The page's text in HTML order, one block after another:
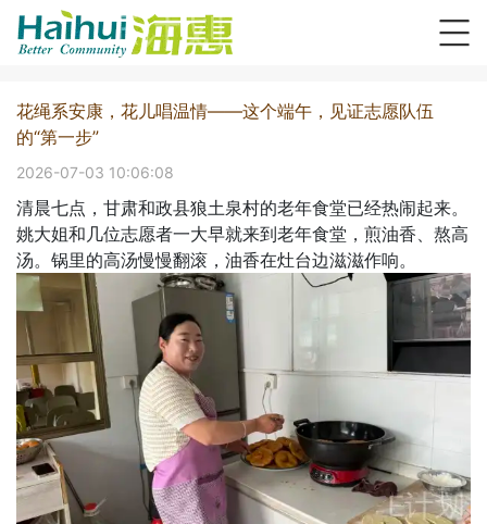
花绳系安康，花儿唱温情——这个端午，见证志愿队伍
的“第一步”
2026-07-03 10:06:08
清晨七点，甘肃和政县狼土泉村的老年食堂已经热闹起来。
姚大姐和几位志愿者一大早就来到老年食堂，煎油香、熬高
汤。锅里的高汤慢慢翻滚，油香在灶台边滋滋作响。